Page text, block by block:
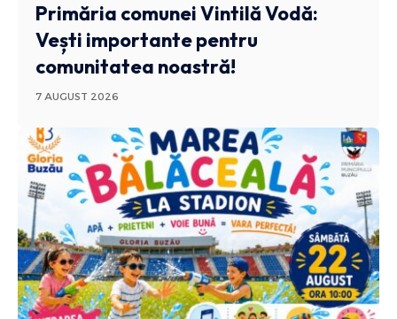
Primăria comunei Vintilă Vodă:
Vești importante pentru
comunitatea noastră!
7 AUGUST 2026